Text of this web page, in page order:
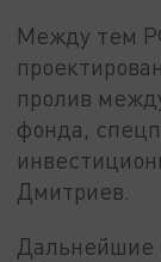
Между тем
пролив
фонда,
Дмитриев.
Дальнейшие